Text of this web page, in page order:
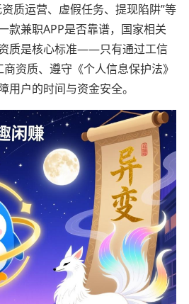
质运营、虚假任务、提现陷阱”等
款兼职APP是否靠谱，国家相关
质是核心标准——只有通过工信
资质、遵守《个人信息保护法》
用户的时间与资金安全。